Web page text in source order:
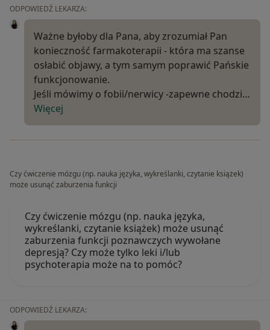
ODPOWIEDŹ LEKARZA:
Ważne byłoby dla Pana, aby zrozumiał Pan
konieczność farmakoterapii - która ma szanse
osłabić objawy, a tym samym poprawić Pańskie
funkcjonowanie.
Jeśli mówimy o fobii/nerwicy -zapewne chodzi…
Więcej
Czy ćwiczenie mózgu (np. nauka języka, wykreślanki, czytanie książek)
może usunąć zaburzenia funkcji
Czy ćwiczenie mózgu (np. nauka języka,
wykreślanki, czytanie książek) może usunąć
zaburzenia funkcji poznawczych wywołane
depresją? Czy może tylko leki i/lub
psychoterapia może na to pomóc?
ODPOWIEDŹ LEKARZA: